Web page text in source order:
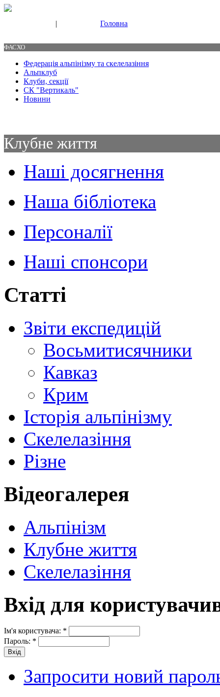
| Головна
ФАСХО
Федерація альпінізму та скелелазіння
Альпклуб
Клуби, секції
СК "Вертикаль"
Новини
Клубне життя
Наші досягнення
Наша бібліотека
Персоналії
Наші спонсори
Статті
Звіти експедицій
Восьмитисячники
Кавказ
Крим
Історія альпінізму
Скелелазіння
Різне
Відеогалерея
Альпінізм
Клубне життя
Скелелазіння
Вхід для
Ім'я користувача: *
Пароль: *
Запросити новий